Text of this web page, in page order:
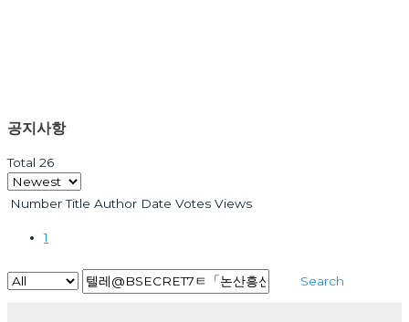
공지사항
Total 26
Number Title Author Date Votes Views
1
Search